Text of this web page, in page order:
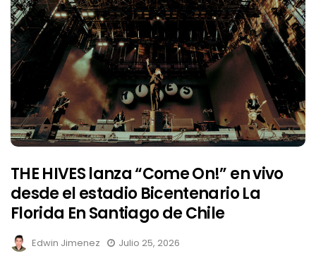
THE HIVES lanza “Come On!” en vivo
desde el estadio Bicentenario La
Florida En Santiago de Chile
Edwin Jimenez Julio 25, 2026